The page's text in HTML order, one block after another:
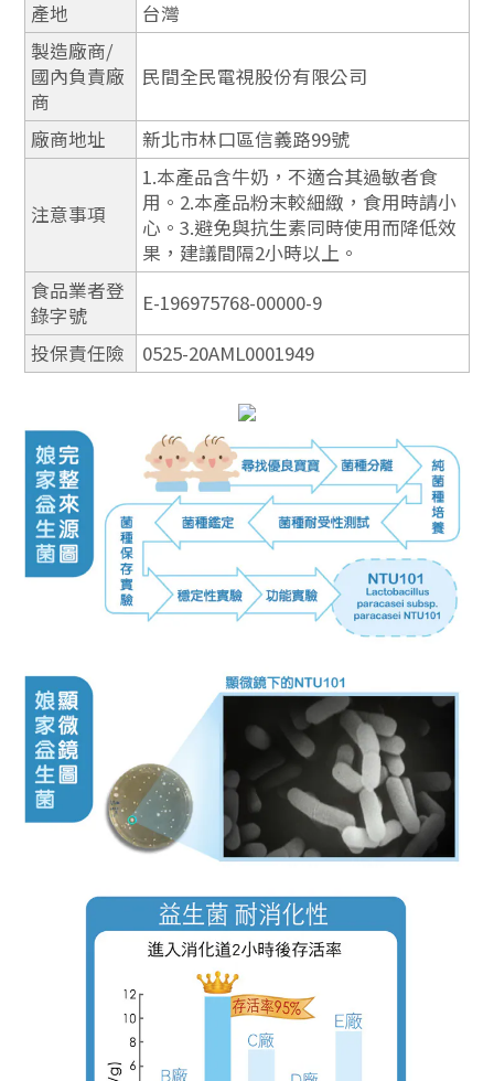
產地
台灣
製造廠商/
國內負責廠
商
民間全民電視股份有限公司
廠商地址 新北市林口區信義路99號
注意事項
1.本產品含牛奶，不適合其過敏者食
用。2.本產品粉末較細緻，食用時請小
心。3.避免與抗生素同時使用而降低效
果，建議間隔2小時以上。
食品業者登
錄字號
E-196975768-00000-9
投保責任險
0525-20AML0001949